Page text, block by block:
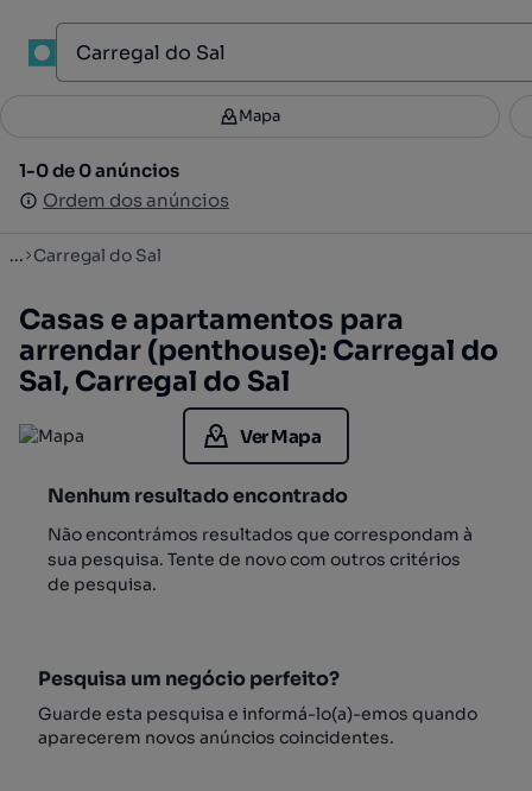
Filtros 3
1-0 de 0 anúncios
Ordem dos anúncios
Mapa
1-0 de 0 anúncios
Ordem dos anúncios
... Carregal do Sal
Casas e apartamentos para
arrendar (penthouse): Carregal do
Sal, Carregal do Sal
Ver Mapa
Nenhum resultado encontrado
Não encontrámos resultados que correspondam à
sua pesquisa. Tente de novo com outros critérios
de pesquisa.
Pesquisa um negócio perfeito?
Guarde esta pesquisa e informá-lo(a)-emos quando
aparecerem novos anúncios coincidentes.